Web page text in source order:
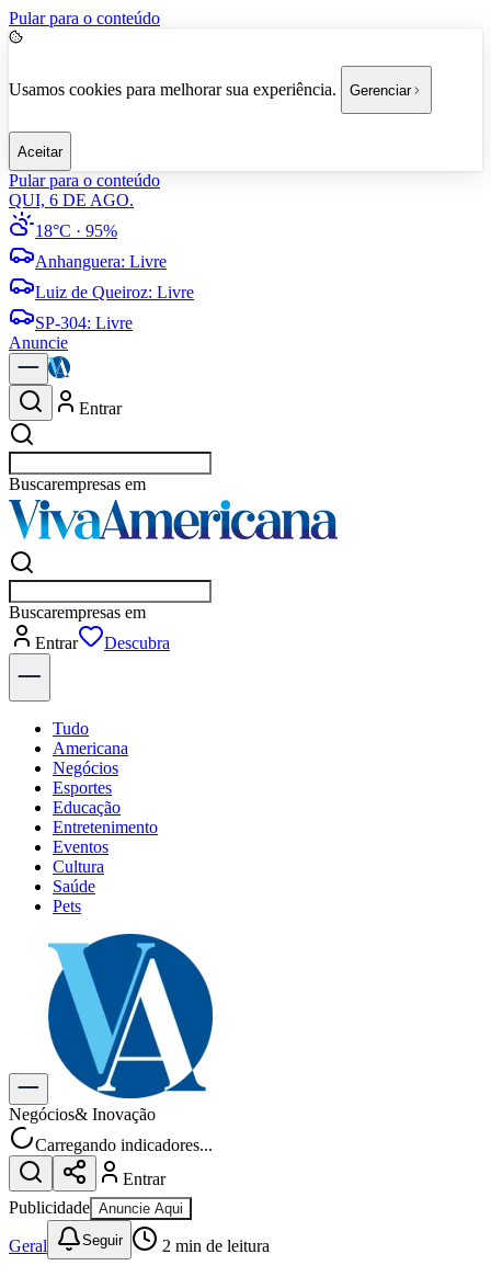
Pular para o conteúdo
Usamos cookies para melhorar sua experiência. Gerenciar
Aceitar
Pular para o conteúdo
QUI, 6 DE AGO.
18°C · 95%
Anhanguera: Livre
Luiz de Queiroz: Livre
SP-304: Livre
Anuncie
Entrar
Buscarempresas em
Buscarempresas em
Entrar
Flash
Tudo
Americana
Negócios
Esportes
Educação
Entretenimento
Eventos
Cultura
Saúde
Pets
Explore Tudo
Últimas Notícias
Previsão do Tempo
Dia a Dia & Lazer
Gastronomia
Cinema & Shows
Para Sua Empresa
Anuncie no Portal
Cadastrar Empresa
Divulgar VagasNovo
Publicidade Legal
Política
Negócios& Inovação
Carregando indicadores...
Entrar
Publicidade Anuncie Aqui
Geral Seguir 2 min de leitura